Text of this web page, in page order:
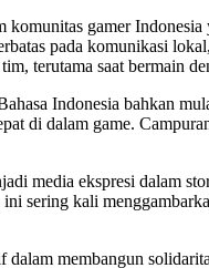
komunitas gamer
pada komunikasi
terutama saat bermain
Indonesia bahkan
di dalam game.
media ekspresi dalam
sering kali
membangun